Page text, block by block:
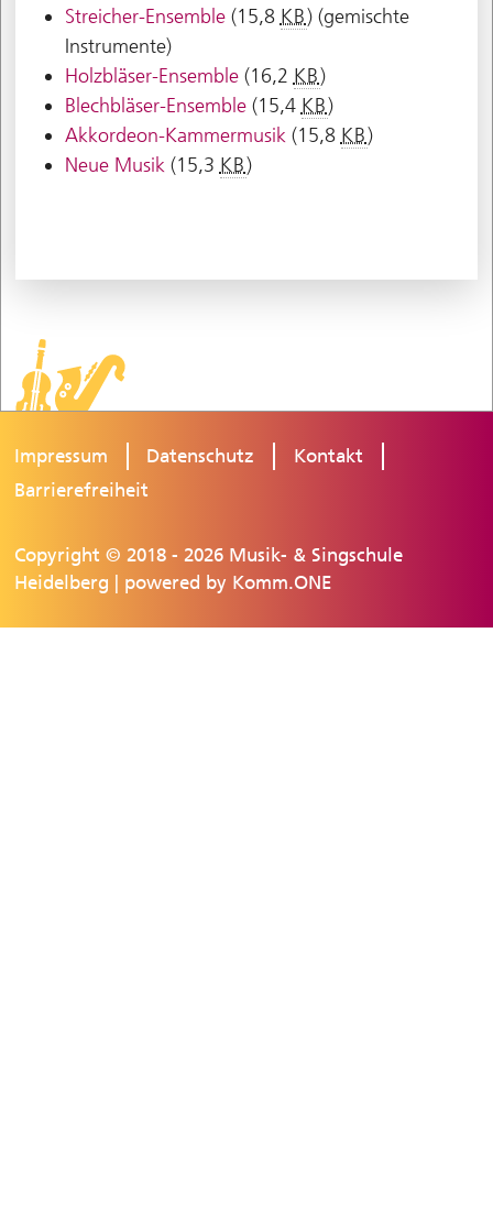
Streicher-Ensemble(15,8 KB)(gemischte
Instrumente)
Holzbläser-Ensemble(16,2 KB)
Blechbläser-Ensemble(15,4 KB)
Akkordeon-Kammermusik(15,8 KB)
Neue Musik(15,3 KB)
Impressum Datenschutz
Kontakt
Barrierefreiheit
Copyright © 2018 - 2026 Musik- & Singschule
Heidelberg | powered by Komm.ONE